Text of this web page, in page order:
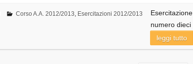
Corso A.A. 2012/2013, Esercitazioni 2012/2013
Esercitazione
numero dieci
leggi tutto